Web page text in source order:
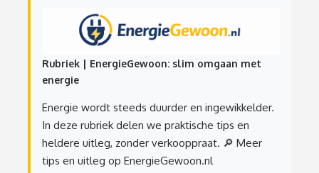
Rubriek | EnergieGewoon: slim omgaan met
energie
Energie wordt steeds duurder en ingewikkelder.
In deze rubriek delen we praktische tips en
heldere uitleg, zonder verkooppraat. 🔎 Meer
tips en uitleg op EnergieGewoon.nl